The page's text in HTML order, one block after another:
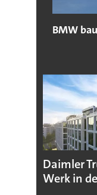
BMW
Daimler
Werk in